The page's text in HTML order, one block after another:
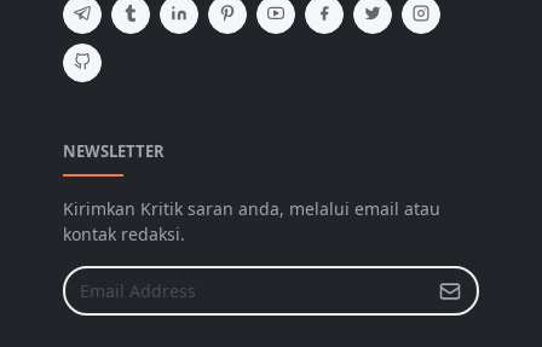
NEWSLETTER
Kirimkan Kritik saran anda, melalui email atau
kontak redaksi.